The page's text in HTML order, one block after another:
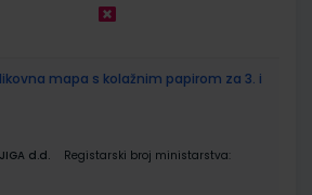
likovna mapa s kolažnim papirom za 3. i
d.d.
Registarski broj ministarstva: